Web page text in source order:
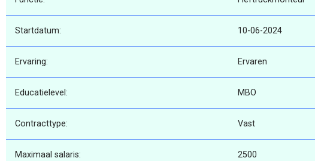
Startdatum: 10-06-2024
Ervaring: Ervaren
Educatielevel: MBO
Contracttype: Vast
Maximaal salaris: 2500